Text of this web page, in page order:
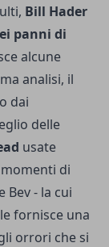
Bill Hader
panni di
alcune
analisi, il
dai
delle
usate
di
Bev - la cui
fornisce una
orrori che si